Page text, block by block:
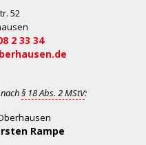
52
2 33 34
§ 18 Abs. 2 MStV:
Rampe